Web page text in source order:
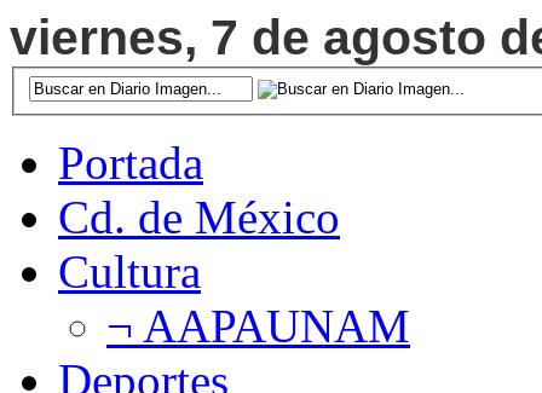
viernes, 7 de agosto
Portada
Cd. de México
Cultura
¬ AAPAUNAM
Deportes